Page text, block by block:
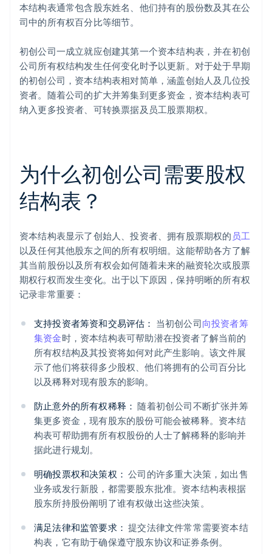
本结构表通常包含股东姓名、他们持有的股份数及其在公
司中的所有权百分比等细节。
初创公司一成立就应创建其第一个资本结构表，并在初创
公司所有权结构发生任何变化时予以更新。对于处于早期
的初创公司，资本结构表相对简单，涵盖创始人及几位投
资者。随着公司的扩大并筹集到更多资金，资本结构表可
纳入更多投资者、可转换票据及员工股票期权。
为什么初创公司需要股权
结构表？
资本结构表显示了创始人、投资者、拥有股票期权的 员工
以及任何其他股东之间的所有权明细。这能帮助各方了解
其当前股份以及所有权会如何随着未来的融资轮次或股票
期权行权而发生变化。出于以下原因，保持明晰的所有权
记录非常重要：
支持投资者筹资和交易评估： 当初创公司向投资者筹
集资金时，资本结构表可帮助潜在投资者了解当前的
所有权结构及其投资将如何对此产生影响。该文件展
示了他们将获得多少股权、他们将拥有的公司百分比
以及稀释对现有股东的影响。
防止意外的所有权稀释： 随着初创公司不断扩张并筹
集更多资金，现有股东的股份可能会被稀释。资本结
构表可帮助拥有所有权股份的人士了解稀释的影响并
据此进行规划。
明确投票权和决策权： 公司的许多重大决策，如出售
业务或发行新股，都需要股东批准。资本结构表根据
股东所持股份阐明了谁有权做出这些决策。
满足法律和监管要求： 提交法律文件常常需要资本结
构表，它有助于确保遵守股东协议和证券条例。